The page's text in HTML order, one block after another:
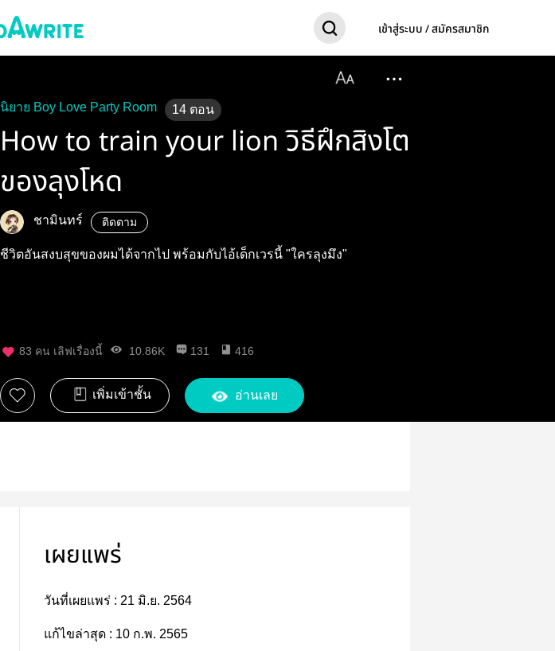
เข้าสู่ระบบ / สมัครสมาชิก
นิยาย Boy Love Party Room 14 ตอน
How to train your lion วิธีฝึกสิงโต
ของลุงโหด
ชามินทร์ ติดตาม
ชีวิตอันสงบสุขของผมได้จากไป พร้อมกับไอ้เด็กเวรนี้ "ใครลุงมึง"
83 คน เลิฟเรื่องนี้ 10.86K 131 416
เพิ่มเข้าชั้น อ่านเลย
เผยแพร่
วันที่เผยแพร่ : 21 มิ.ย. 2564
แก้ไขล่าสุด : 10 ก.พ. 2565